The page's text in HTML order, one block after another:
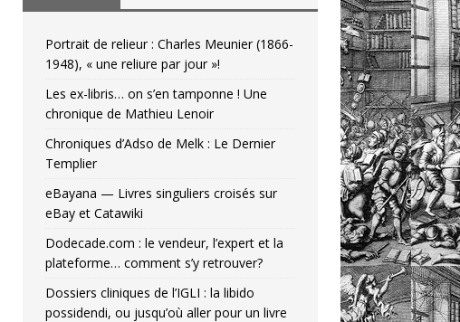
Portrait de relieur : Charles Meunier (1866-
1948), « une reliure par jour »!
Les ex-libris… on s’en tamponne ! Une
chronique de Mathieu Lenoir
Chroniques d’Adso de Melk : Le Dernier
Templier
eBayana — Livres singuliers croisés sur
eBay et Catawiki
Dodecade.com : le vendeur, l’expert et la
plateforme… comment s’y retrouver?
Dossiers cliniques de l’IGLI : la libido
possidendi, ou jusqu’où aller pour un livre